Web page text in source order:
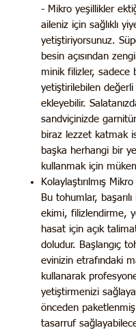
- Mikro yeşillikler
aileniz için sağlıklı
yetiştiriyorsunuz.
besin açısından
minik filizler, sadece
yetiştirilebilen değerli
ekleyebilir.
sandviçinizde
biraz lezzet katmak
başka herhangi bir
kullanmak için
Kolaylaştırılmış
Bu tohumlar,
ekimi, filizlendirme,
hasat için açık
doludur. Başlangıç
evinizin etrafındaki
kullanarak
yetiştirmenizi
önceden
tasarruf